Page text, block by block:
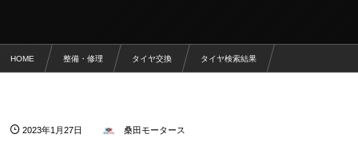
HOME 整備・修理 タイヤ交換 タイヤ検索結果
2023年1月27日 桑田モータース